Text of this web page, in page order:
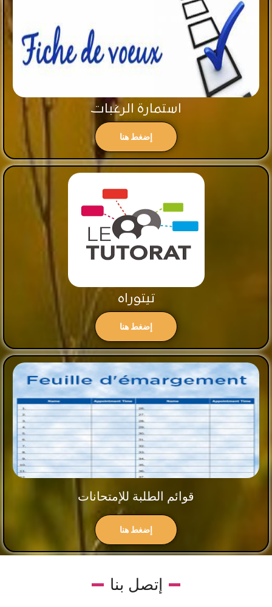
استمارة الرغبات
إضغط هنا
تيتوراه
إضغط هنا
قوائم الطلبة للإمتحانات
إضغط هنا
إتصل بنا